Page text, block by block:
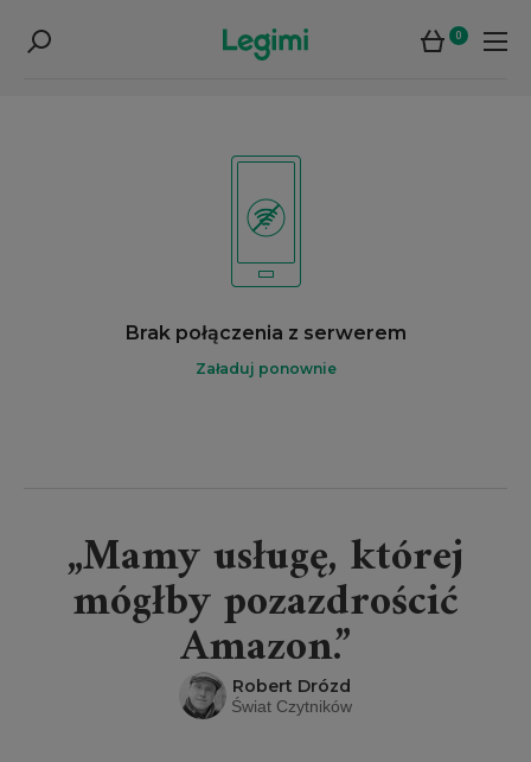
0
Brak połączenia z serwerem
Załaduj ponownie
„Mamy usługę, której
mógłby pozazdrościć
Amazon.”
Robert Drózd
Świat Czytników